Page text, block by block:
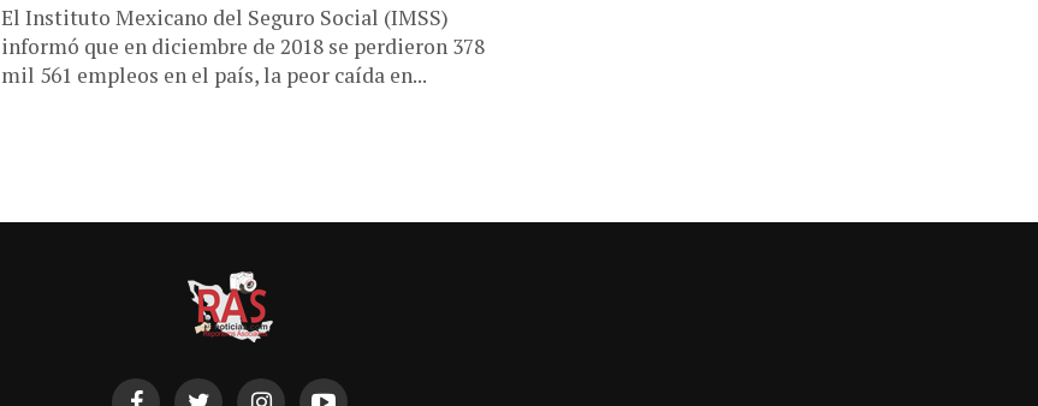
El Instituto Mexicano del Seguro Social (IMSS)
informó que en diciembre de 2018 se perdieron 378
mil 561 empleos en el país, la peor caída en...